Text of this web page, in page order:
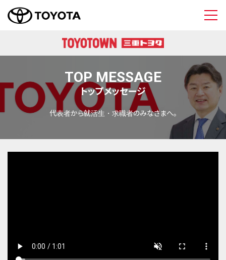
三重トヨタ自動車
TOP MESSAGE
トップメッセージ
代表者から就活生・求職者のみなさまへ。